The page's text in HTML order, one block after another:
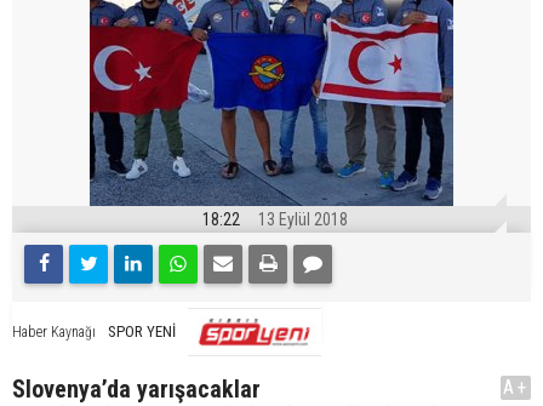
18:22 13 Eylül 2018
Haber Kaynağı SPOR YENİ
Slovenya’da yarışacaklar
A+